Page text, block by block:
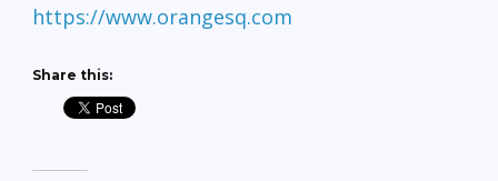
https://www.orangesq.com
Share this: